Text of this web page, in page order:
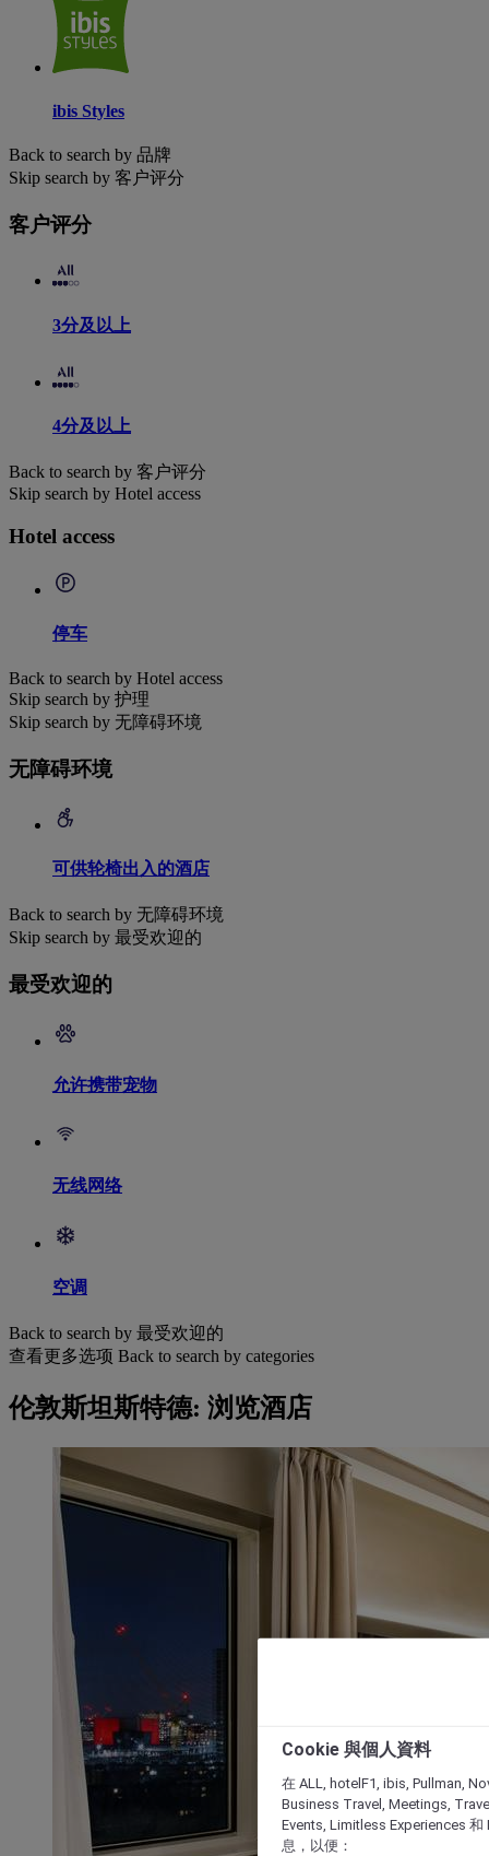
ibis Styles
Back to search by 品牌
Skip search by 客户评分
客户评分
3分及以上
4分及以上
Back to search by 客户评分
Skip search by Hotel access
Hotel access
停车
Back to search by Hotel access
Skip search by 护理
Skip search by 无障碍环境
无障碍环境
可供轮椅出入的酒店
Back to search by 无障碍环境
Skip search by 最受欢迎的
最受欢迎的
允许携带宠物
无线网络
空调
Back to search by 最受欢迎的
查看更多选项 Back to search by categories
伦敦斯坦斯特德: 浏览酒店
Cookie 與個人資料
在 ALL, hotelF1, ibis, Pullman,
Business Travel, Meetings,
Events, Limitless Experiences 和
息，以便：